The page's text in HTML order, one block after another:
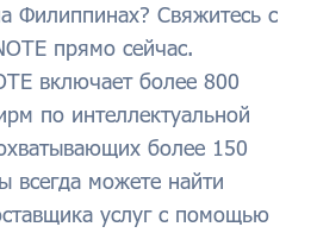
Филиппинах? Свяжитесь с
прямо сейчас.
включает более 800
по интеллектуальной
более 150
всегда можете найти
услуг с помощью